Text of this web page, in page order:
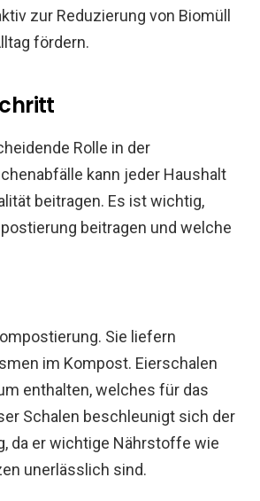
zur Reduzierung von Biomüll
fördern.
Rolle in der
kann jeder Haushalt
beitragen. Es ist wichtig,
beitragen und welche
Sie liefern
im Kompost. Eierschalen
enthalten, welches für das
Schalen beschleunigt sich der
da er wichtige Nährstoffe wie
unerlässlich sind.